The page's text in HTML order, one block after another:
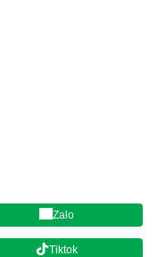
Zalo
Tiktok